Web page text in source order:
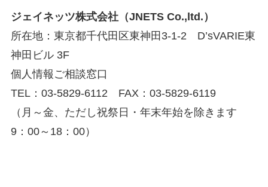
ジェイネッツ株式会社（JNETS Co.,ltd.）
所在地：東京都千代田区東神田3-1-2 D’sVARIE東
神田ビル 3F
個人情報ご相談窓口
TEL：03-5829-6112 FAX：03-5829-6119
（月～金、ただし祝祭日・年末年始を除きます
9：00～18：00）